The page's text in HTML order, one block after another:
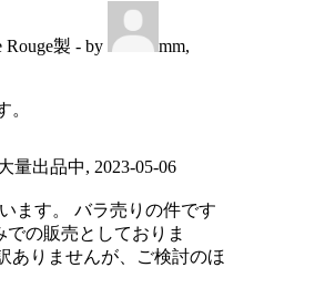
製 - by mm,
。
量出品中, 2023-05-06
ます。 バラ売りの件です
の販売としておりま
りませんが、ご検討のほ